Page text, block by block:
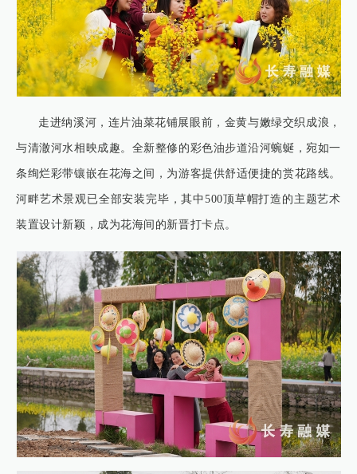
走进纳溪河，连片油菜花铺展眼前，金黄与嫩绿交织成浪，
与清澈河水相映成趣。全新整修的彩色油步道沿河蜿蜒，宛如一
条绚烂彩带镶嵌在花海之间，为游客提供舒适便捷的赏花路线。
河畔艺术景观已全部安装完毕，其中500顶草帽打造的主题艺术
装置设计新颖，成为花海间的新晋打卡点。